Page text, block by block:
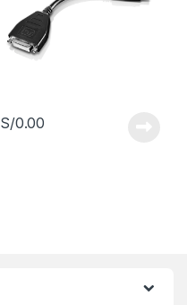
S/0.00